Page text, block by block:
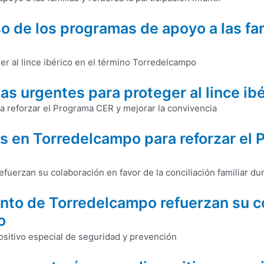
de los programas de apoyo a las
urgentes para proteger al lince
Torredelcampo para reforzar el
de Torredelcampo refuerzan su